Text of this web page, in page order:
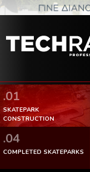
.01
SKATEPARK
CONSTRUCTION
.04
COMPLETED SKATEPARKS